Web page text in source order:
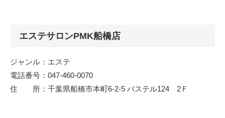
エステサロンPMK船橋店
ジャンル：エステ
電話番号：047-460-0070
住 所：千葉県船橋市本町6-2-5 パステル124 2Ｆ